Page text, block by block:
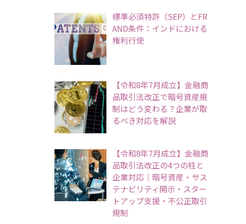
標準必須特許（SEP）とFR
AND条件：インドにおける
権利行使
【令和8年7月成立】金融商
品取引法改正で暗号資産規
制はどう変わる？企業が取
るべき対応を解説
【令和8年7月成立】金融商
品取引法改正の4つの柱と
企業対応｜暗号資産・サス
テナビリティ開示・スター
トアップ支援・不公正取引
規制